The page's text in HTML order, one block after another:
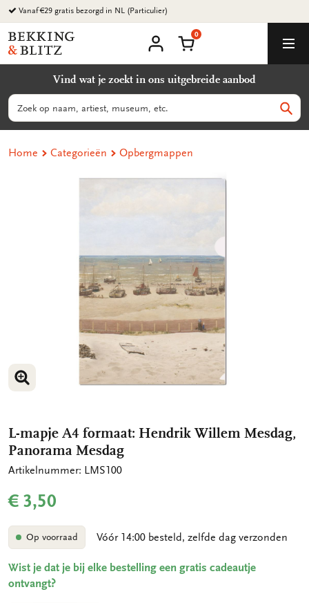
Ga
naar
content
Vanaf €29 gratis bezorgd in NL (Particulier)
Bekking
&
B.V.
account
Winkelmand
0
Vind wat je zoekt in ons uitgebreide aanbod
Zoeken
Home Categorieën Opbergmappen
VERGROOT AFBEELDING
L-mapje A4 formaat: Hendrik Willem Mesdag,
Panorama Mesdag
Artikelnummer: LMS100
€ 3,50
Op voorraad Vóór 14:00 besteld, zelfde dag verzonden
Wist je dat je bij elke bestelling een gratis cadeautje
ontvangt?